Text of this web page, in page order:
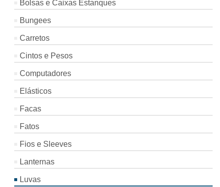
Bolsas e Caixas Estanques
Bungees
Carretos
Cintos e Pesos
Computadores
Elásticos
Facas
Fatos
Fios e Sleeves
Lanternas
Luvas